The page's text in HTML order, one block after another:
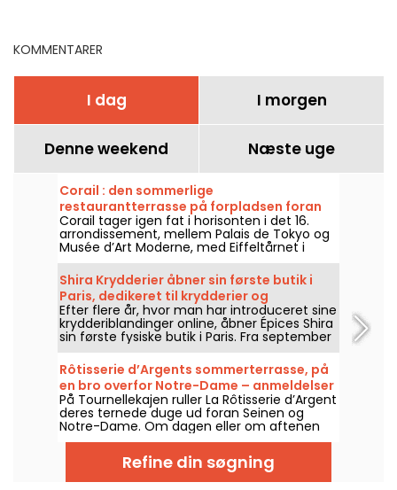
KOMMENTARER
I dag I morgen
Denne weekend Næste uge
Corail : den sommerlige
restaurantterrasse på forpladsen foran
Musée d'Art Moderne i Paris - anmeldelse
og billeder
Corail tager igen fat i horisonten i det 16.
arrondissement, mellem Palais de Tokyo og
Musée d’Art Moderne, med Eiffeltårnet i
sigte. Under de kæmpeparasoller byder den
tidligere Forest på en sommerpause med
middelhavsatmosfære, mellem land og hav,
friske cocktails, farverige anretninger og
solnedgange i koralfarve.
Shira Krydderier åbner sin første butik i
Paris, dedikeret til krydderier og
middelhavskøkken.
Efter flere år, hvor man har introduceret sine
krydderiblandinger online, åbner Épices Shira
sin første fysiske butik i Paris. Fra september
2026 går kæden ind i Marché Saint-Martin i
10. arrondissementet med en
købmandsbutik, et udvalg af Middelhavs-
retter til takeaway og et udvalg af fine
produkter fra hele verden.
Rôtisserie d’Argents sommerterrasse, på
en bro overfor Notre-Dame – anmeldelser
og billeder
På Tournellekajen ruller La Rôtisserie d’Argent
deres ternede duge ud foran Seinen og
Notre-Dame. Om dagen eller om aftenen
byder denne sommerterrasse på de store
klassikere fra bistroen, genfortolket af
kokken Romuald Sinnan, i en indretning, der
er ren postkort-idyl, og som denne gang ikke
Refine din søgning